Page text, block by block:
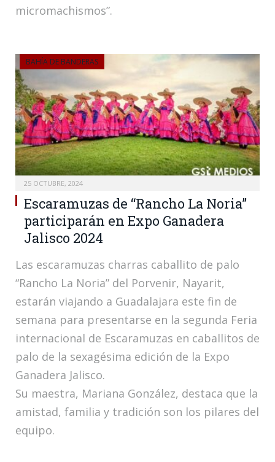
micromachismos”.
BAHÍA DE BANDERAS
25 OCTUBRE, 2024
Escaramuzas de “Rancho La Noria”
participarán en Expo Ganadera
Jalisco 2024
Las escaramuzas charras caballito de palo
“Rancho La Noria” del Porvenir, Nayarit,
estarán viajando a Guadalajara este fin de
semana para presentarse en la segunda Feria
internacional de Escaramuzas en caballitos de
palo de la sexagésima edición de la Expo
Ganadera Jalisco.
Su maestra, Mariana González, destaca que la
amistad, familia y tradición son los pilares del
equipo.